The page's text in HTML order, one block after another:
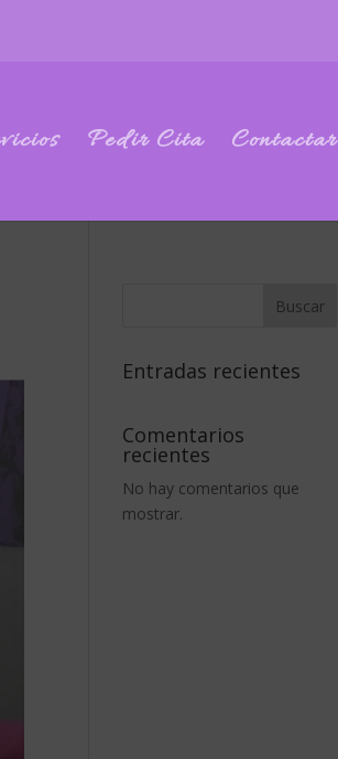
Pedir Cita Contactar
Buscar
Entradas recientes
Comentarios
recientes
No hay comentarios que
mostrar.